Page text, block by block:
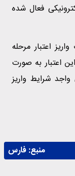
فعال شده
اعتبار مرحله
اعتبار به صورت
شرایط واریز
منبع: فارس